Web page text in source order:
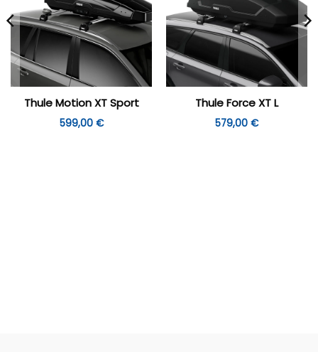
Thule Motion XT Sport
599,00 €
Thule Force XT L
579,00 €